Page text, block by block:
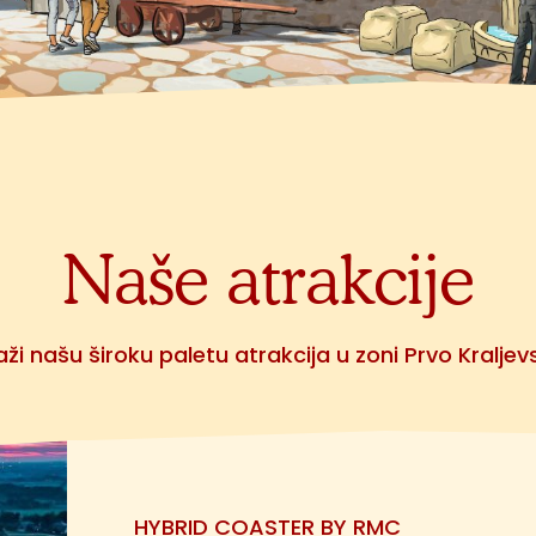
Naše atrakcije
našu široku paletu atrakcija u zoni Prvo
HYBRID COASTER BY RMC